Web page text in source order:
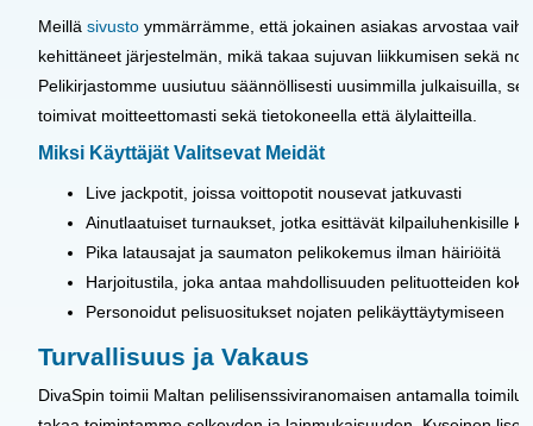
Meillä sivusto ymmärrämme, että jokainen asiakas arvostaa
kehittäneet järjestelmän, mikä takaa sujuvan liikkumisen sekä
Pelikirjastomme uusiutuu säännöllisesti uusimmilla julkaisuilla,
toimivat moitteettomasti sekä tietokoneella että älylaitteilla.
Miksi Käyttäjät Valitsevat Meidät
Live jackpotit, joissa voittopotit nousevat jatkuvasti
Ainutlaatuiset turnaukset, jotka esittävät kilpailuhenkisille
Pika latausajat ja saumaton pelikokemus ilman häiriöitä
Harjoitustila, joka antaa mahdollisuuden pelituotteiden
Personoidut pelisuositukset nojaten pelikäyttäytymiseen
Turvallisuus ja Vakaus
DivaSpin toimii Maltan pelilisenssiviranomaisen antamalla